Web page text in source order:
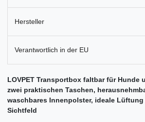
Hersteller
Verantwortlich in der EU
LOVPET Transportbox faltbar für Hunde
zwei praktischen Taschen,
waschbares Innenpolster, ideale
Sichtfeld